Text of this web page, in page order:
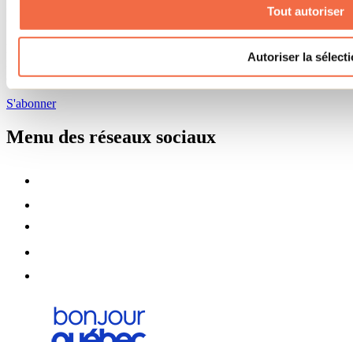
Tout autoriser
Autoriser la
nouveautés, les concours et les offres exclusives dans Lanaudière,
abonne-toi dès aujourd’hui à notre infolettre.
S'abonner
Menu des réseaux sociaux